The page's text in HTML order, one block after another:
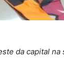
da capital